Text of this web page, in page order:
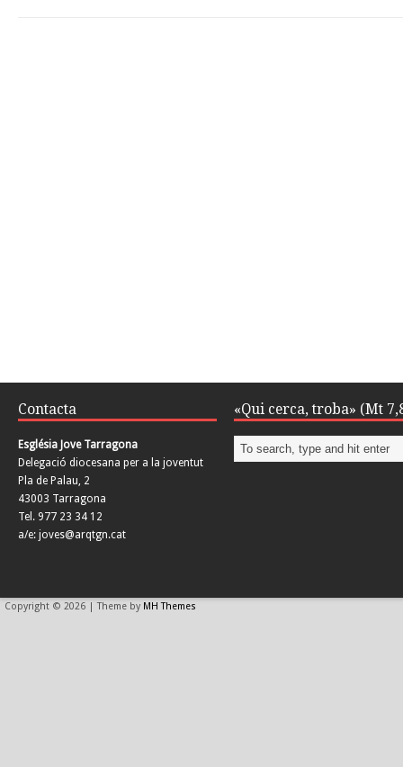
Contacta
Església Jove Tarragona
Delegació diocesana per a la joventut
Pla de Palau, 2
43003 Tarragona
Tel. 977 23 34 12
a/e: joves@arqtgn.cat
«Qui cerca, troba» (Mt
Copyright © 2026 | Theme by MH Themes